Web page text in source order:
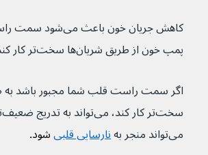
کاهش جریان خون باعث
پمپ خون از طریق شریان‌ها سخت‌تر کار کند.
اگر سمت راست قلب شما مجبور باشد به
می‌تواند منجر به
نارسایی قلبی شود.